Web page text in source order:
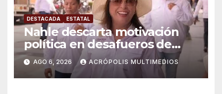
DESTACADA ESTATAL
Nahle descarta motivación
política en desafueros de
alcaldes
AGO 6, 2026 ACRÓPOLIS MULTIMEDIOS